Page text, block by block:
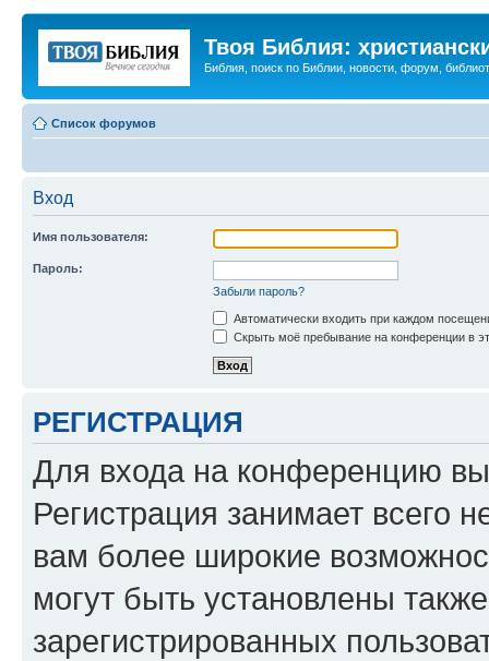
Твоя Библия:
Библия, поиск по Библии, новости, форум,
Список форумов
Вход
Имя пользователя:
Пароль:
Забыли пароль?
Автоматически входить при каждом
Скрыть моё пребывание на конференции в
РЕГИСТРАЦИЯ
Для входа на конференцию
Регистрация занимает всего
вам более широкие
могут быть установлены
зарегистрированных